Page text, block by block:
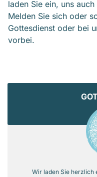
laden Sie ein, uns
Melden Sie sich oder
Gottesdienst oder bei
vorbei.
Wir laden Sie herzlich